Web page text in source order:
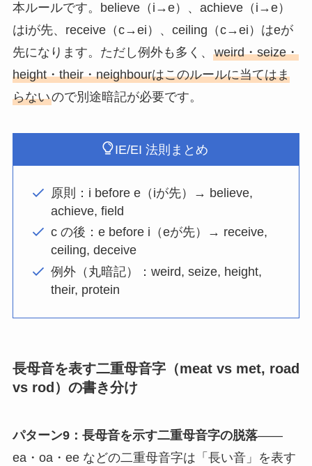
本ルールです。believe（i→e）、achieve（i→e）
はiが先、receive（c→ei）、ceiling（c→ei）はeが
先になります。ただし例外も多く、 weird・seize・
height・their・neighbourはこのルールに当てはま
らないので別途暗記が必要です。
IE/EI 法則まとめ
原則：i before e（iが先）→ believe,
achieve, field
c の後：e before i（eが先）→ receive,
ceiling, deceive
例外（丸暗記）：weird, seize, height,
their, protein
長母音を表す二重母音字（meat vs met, road
vs rod）の書き分け
パターン9：長母音を示す二重母音字の脱落——
ea・oa・ee などの二重母音字は「長い音」を表す